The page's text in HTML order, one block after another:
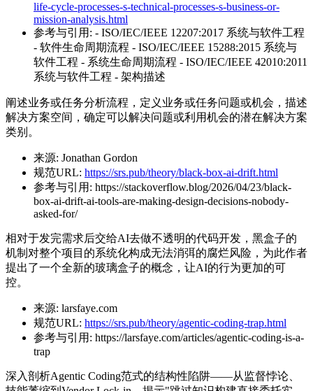
life-cycle-processes-s-technical-processes-s-business-or-
mission-analysis.html
参考与引用: - ISO/IEC/IEEE 12207:2017 系统与软件工程
- 软件生命周期流程 - ISO/IEC/IEEE 15288:2015 系统与
软件工程 - 系统生命周期流程 - ISO/IEC/IEEE 42010:2011
系统与软件工程 - 架构描述
阐述业务或任务分析流程，定义业务或任务问题或机会，描述
解决方案空间，确定可以解决问题或利用机会的潜在解决方案
类别。
来源: Jonathan Gordon
规范URL: https://srs.pub/theory/black-box-ai-drift.html
参考与引用: https://stackoverflow.blog/2026/04/23/black-
box-ai-drift-ai-tools-are-making-design-decisions-nobody-
asked-for/
相对于发完需求后交给AI去做不透明的代码开发，黑盒子的
机制对整个项目的系统化构成无法消弭的腐烂风险，为此作者
提出了一个全新的玻璃盒子的概念，让AI的行为更加的可
控。
来源: larsfaye.com
规范URL: https://srs.pub/theory/agentic-coding-trap.html
参考与引用: https://larsfaye.com/articles/agentic-coding-is-a-
trap
深入剖析Agentic Coding范式的结构性陷阱——从监督悖论、